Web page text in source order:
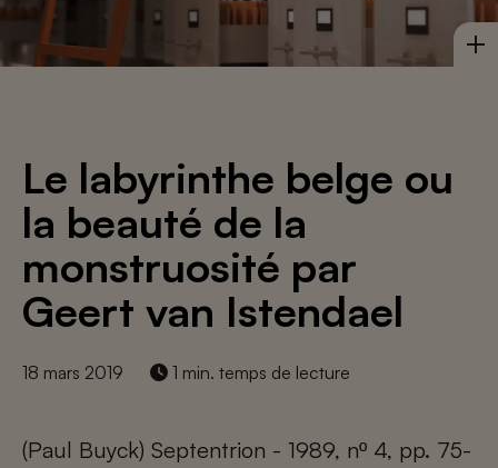
Le labyrinthe belge ou
la beauté de la
monstruosité par
Geert van Istendael
18 mars 2019 1 min. temps de lecture
(Paul Buyck) Septentrion - 1989, nº 4, pp. 75-